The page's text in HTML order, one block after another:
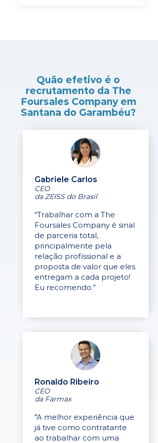
Quão efetivo é o
recrutamento da The
Foursales Company em
Santana do Garambéu?
Gabriele Carlos
CEO
da ZEISS do Brasil
“Trabalhar com a The
Foursales Company é sinal
de parceria total,
principalmente pela
relação profissional e a
proposta de valor que eles
entregam a cada projeto!
Eu recomendo.”
Ronaldo Ribeiro
CEO
da Farmax
"A melhor experiência que
já tive como contratante
ao trabalhar com uma